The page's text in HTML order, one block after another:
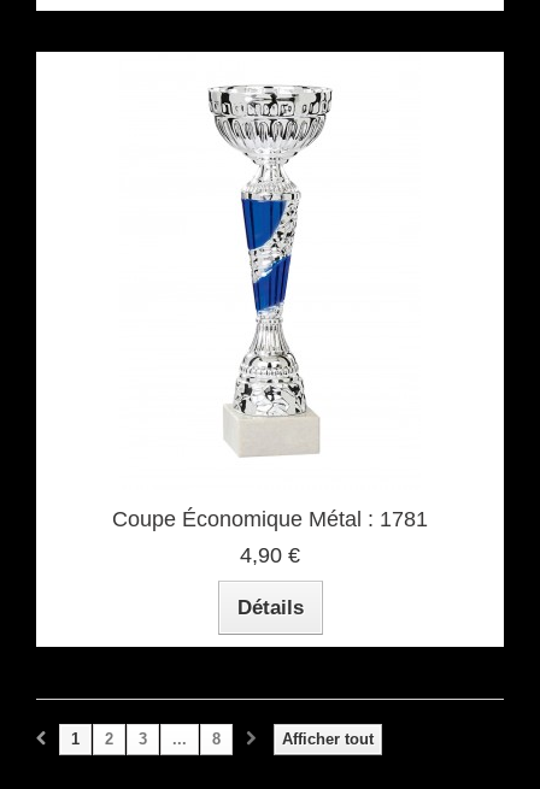
Coupe Économique Métal : 1781
4,90 €
Détails
Afficher tout
1 2 3 ... 8